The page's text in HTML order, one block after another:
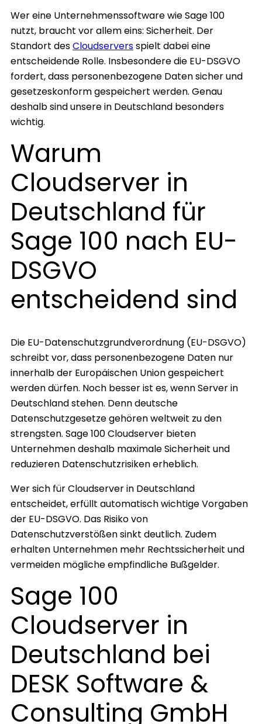
Wer eine Unternehmenssoftware wie Sage 100
nutzt, braucht vor allem eins: Sicherheit. Der
Standort desCloudserversspielt dabei eine
entscheidende Rolle. Insbesondere die EU-DSGVO
fordert, dass personenbezogene Daten sicher und
gesetzeskonform gespeichert werden. Genau
deshalb sind unsere in Deutschland besonders
wichtig.
Warum
Cloudserver in
Deutschland für
Sage 100 nach EU-
DSGVO
entscheidend sind
Die EU-Datenschutzgrundverordnung (EU-DSGVO)
schreibt vor, dass personenbezogene Daten nur
innerhalb der Europäischen Union gespeichert
werden dürfen. Noch besser ist es, wenn Server in
Deutschland stehen. Denn deutsche
Datenschutzgesetze gehören weltweit zu den
strengsten. Sage 100 Cloudserver bieten
Unternehmen deshalb maximale Sicherheit und
reduzieren Datenschutzrisiken erheblich.
Wer sich für Cloudserver in Deutschland
entscheidet, erfüllt automatisch wichtige Vorgaben
der EU-DSGVO. Das Risiko von
Datenschutzverstößen sinkt deutlich. Zudem
erhalten Unternehmen mehr Rechtssicherheit und
vermeiden mögliche empfindliche Bußgelder.
Sage 100
Cloudserver in
Deutschland bei
DESK Software &
Consulting GmbH